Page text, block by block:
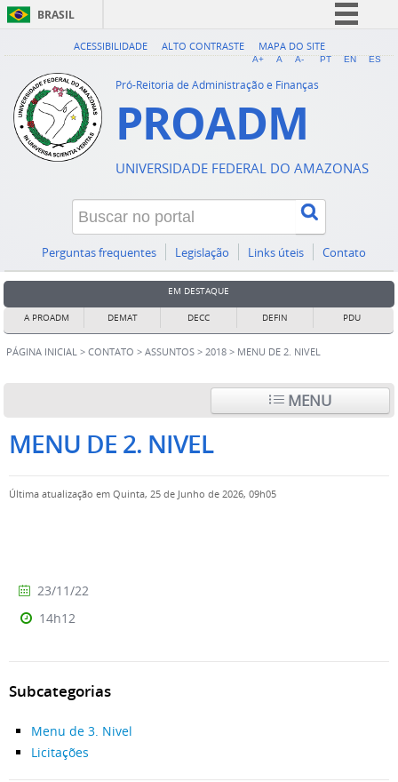
BRASIL
Simplifique!
Acesso à informação
ACESSIBILIDADE ALTO CONTRASTE MAPA DO SITE
A+ A A- PT EN ES
Pró-Reitoria de Administração e Finanças
PROADM
UNIVERSIDADE FEDERAL DO AMAZONAS
Perguntas frequentes Legislação Links úteis Contato
EM DESTAQUE
A PROADM DEMAT DECC DEFIN PDU
PÁGINA INICIAL > CONTATO > ASSUNTOS > 2018 > MENU DE 2. NIVEL
MENU
MENU DE 2. NIVEL
Última atualização em Quinta, 25 de Junho de 2026, 09h05
23/11/22
14h12
Subcategorias
Menu de 3. Nivel
Licitações